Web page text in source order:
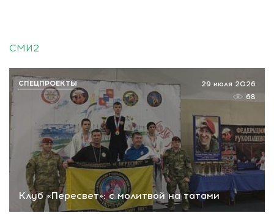
СМИ2
Клуб «Пересвет»: с молитвой на татами
29 июля 2026
68
СПЕЦПРОЕКТЫ